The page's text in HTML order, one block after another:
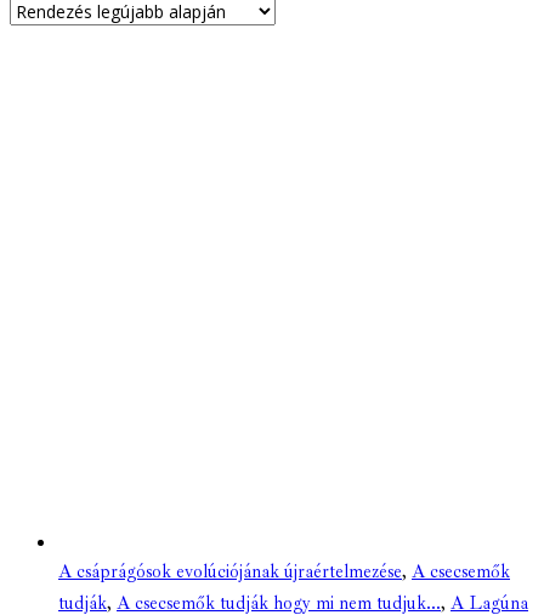
A csáprágósok evolúciójának újraértelmezése, A csecsemők
tudják, A csecsemők tudják hogy mi nem tudjuk..., A Lagúna